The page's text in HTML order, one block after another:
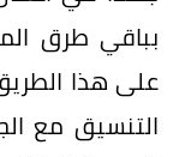
بباقي طرق
على هذا
التنسيق مع